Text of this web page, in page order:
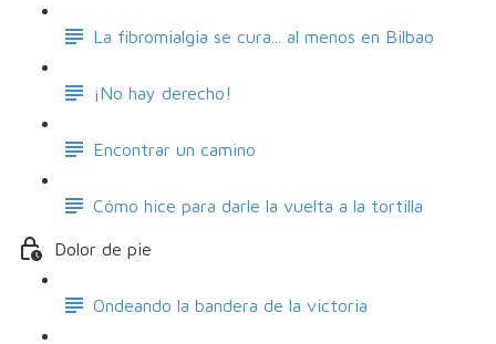
La fibromialgia se cura... al menos en Bilbao
¡No hay derecho!
Encontrar un camino
Cómo hice para darle la vuelta a la tortilla
Dolor de pie
Ondeando la bandera de la victoria